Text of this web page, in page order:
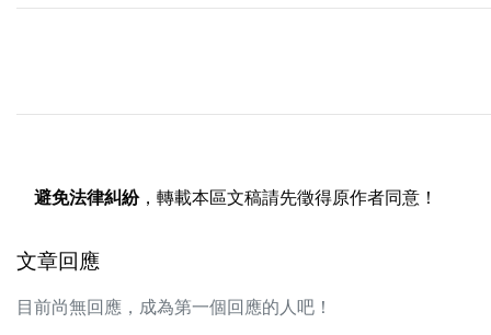
避免法律糾紛，轉載本區文稿請先徵得原作者同意！
文章回應
目前尚無回應，成為第一個回應的人吧！